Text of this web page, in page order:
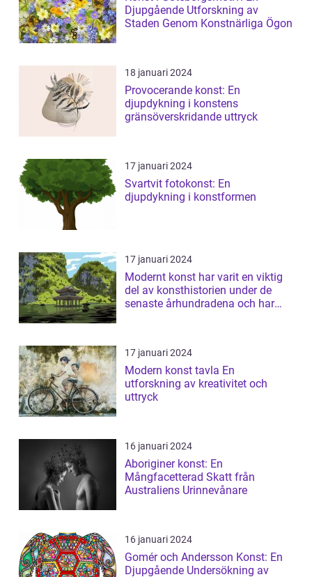
Djupgående Utforskning av
Staden Genom Konstnärliga Ögon
18 januari 2024
Provocerande konst: En
djupdykning i konstens
gränsöverskridande uttryck
17 januari 2024
Svartvit fotokonst: En
djupdykning i konstformen
17 januari 2024
Modernt konst har varit en viktig
del av konsthistorien under de
senaste århundradena och har
17 januari 2024
Modern konst tavla En
utforskning av kreativitet och
uttryck
16 januari 2024
Aboriginer konst: En
Mångfacetterad Skatt från
Australiens Urinnevånare
16 januari 2024
Gomér och Andersson Konst: En
Djupgående Undersökning av